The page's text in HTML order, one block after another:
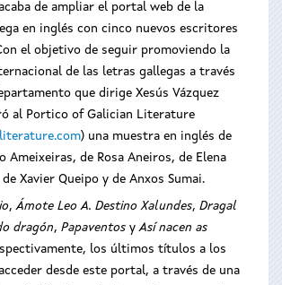
de ampliar el portal web de la
en inglés con cinco nuevos escritores
el objetivo de seguir promoviendo la
de las letras gallegas a través
que dirige Xesús Vázquez
al Portico of Galician Literature
) una muestra en inglés de
Ameixeiras, de Rosa Aneiros, de Elena
Xavier Queipo y de Anxos Sumai.
,Ámote Leo A. Destino Xalundes, Dragal
dragón, Papaventos yAsí nacen as
los últimos títulos a los
desde este portal, a través de una